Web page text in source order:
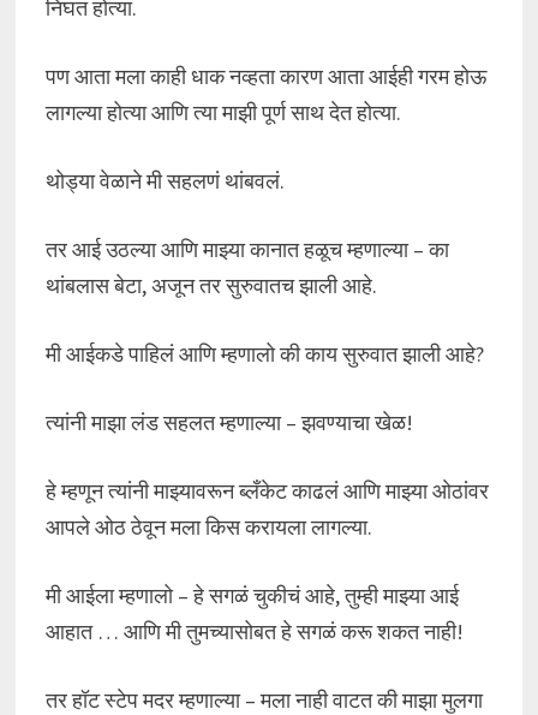
निघत होत्या.
पण आता मला काही धाक नव्हता कारण आता आईही गरम होऊ
लागल्या होत्या आणि त्या माझी पूर्ण साथ देत होत्या.
थोड्या वेळाने मी सहलणं थांबवलं.
तर आई उठल्या आणि माझ्या कानात हळूच म्हणाल्या – का
थांबलास बेटा, अजून तर सुरुवातच झाली आहे.
मी आईकडे पाहिलं आणि म्हणालो की काय सुरुवात झाली आहे?
त्यांनी माझा लंड सहलत म्हणाल्या – झवण्याचा खेळ!
हे म्हणून त्यांनी माझ्यावरून ब्लँकेट काढलं आणि माझ्या ओठांवर
आपले ओठ ठेवून मला किस करायला लागल्या.
मी आईला म्हणालो – हे सगळं चुकीचं आहे, तुम्ही माझ्या आई
आहात … आणि मी तुमच्यासोबत हे सगळं करू शकत नाही!
तर हॉट स्टेप मदर म्हणाल्या – मला नाही वाटत की माझा मुलगा